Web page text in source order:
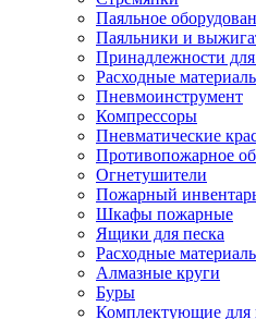
Паяльное
Паяльники и
Принадлежности
Расходные
Пневмоинструмент
Компрессоры
Пневматические
Противопожарное
Огнетушители
Пожарный
Шкафы пожарные
Ящики для песка
Расходные
Алмазные круги
Буры
Комплектующие для